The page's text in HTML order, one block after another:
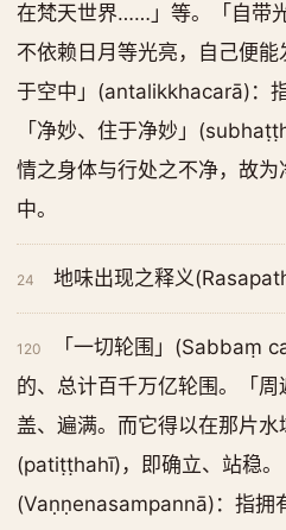
在梵天世界……」等。「自带
不依赖日月等光亮，自己便
于空中」(antalikkhacarā)：
「净妙、住于净妙」
情之身体与行处之不净，故
中。
24 地味出现之释义
120
「一切轮围」(Sabbaṃ
的、总计百千万亿轮围。「
盖、遍满。而它得以在那片水
(patiṭṭhahī)，即确立、站稳。
(Vaṇṇenasampannā)：指拥